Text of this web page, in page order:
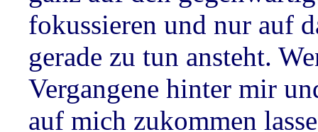
fokussieren und nur auf
gerade zu tun ansteht.
Vergangene hinter mir
auf mich zukommen